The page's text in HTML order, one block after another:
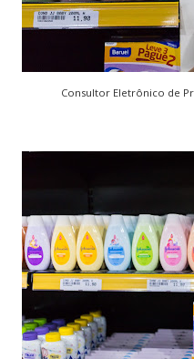
Consultor Eletrônico de